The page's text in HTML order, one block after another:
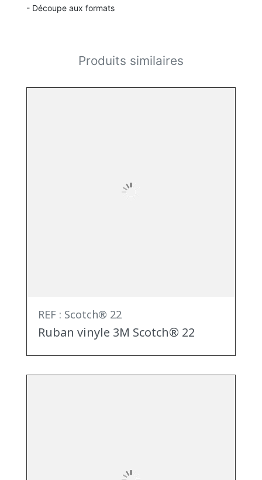
- Découpe aux formats
Produits similaires
REF : Scotch® 22
Ruban vinyle 3M Scotch® 22